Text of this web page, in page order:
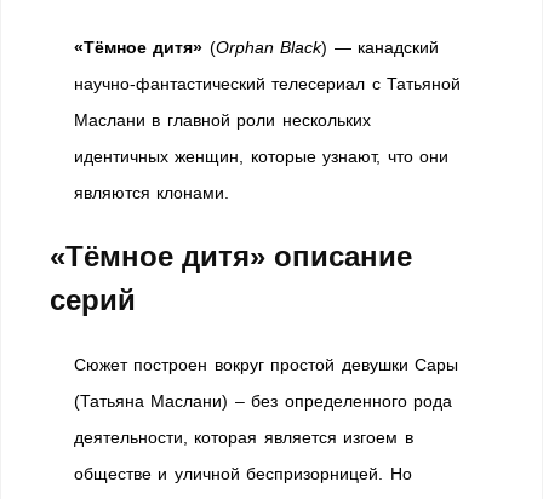
«Тёмное дитя» (Orphan Black) — канадский
научно-фантастический телесериал с Татьяной
Маслани в главной роли нескольких
идентичных женщин, которые узнают, что они
являются клонами.
«Тёмное дитя» описание
серий
Сюжет построен вокруг простой девушки Сары
(Татьяна Маслани) – без определенного рода
деятельности, которая является изгоем в
обществе и уличной беспризорницей. Но